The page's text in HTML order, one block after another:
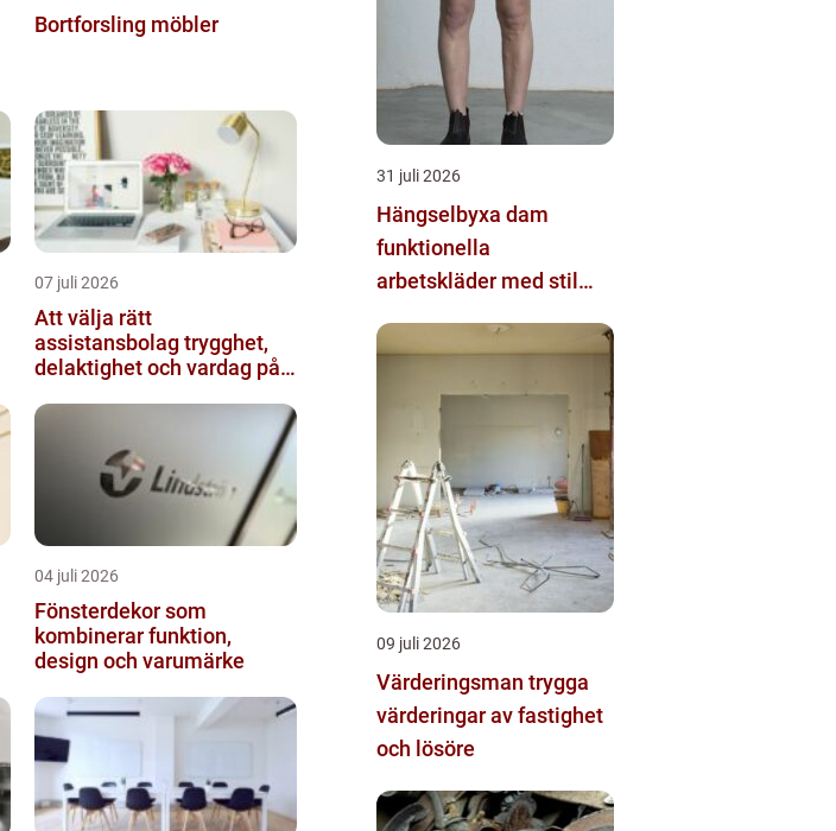
Bortforsling möbler
07 juli 2026
Att välja rätt
assistansbolag trygghet,
delaktighet och vardag på
04 juli 2026
Fönsterdekor som
kombinerar funktion,
design och varumärke
31 juli 2026
Hängselbyxa dam
funktionella
arbetskläder med stil
09 juli 2026
Värderingsman trygga
värderingar av fastighet
och lösöre